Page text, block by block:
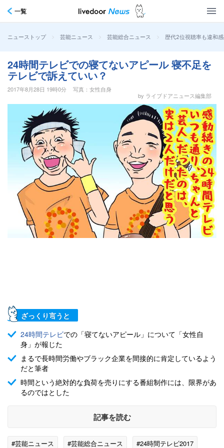
一覧
ニューストップ > 芸能ニュース > 芸能総合ニュース > 歴代2位視聴率も違和
24時間テレビでの寝てないアピール 寝不足を
テレビで訴えていい？
2017年8月28日 19時0分
写真：女性自身
by ライブドアニュース編集部
ざっくり言うと
24時間テレビでの「寝てないアピール」について「女性自
身」が報じた
まるで長時間労働やブラック企業を間接的に肯定しているよう
だと筆者
時間という絶対的な負荷を売りにする番組制作には、限界があ
るのではとした
記事を読む
#芸能ニュース #芸能総合ニュース
#24時間テレビ2017